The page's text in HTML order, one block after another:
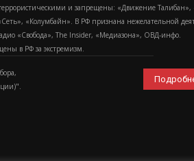
и запрещены: «Движение
«Колумбайн». В РФ признана нежелательной
«Свобода», The Insider, «Медиазона», ОВД-инфо.
в РФ за экстремизм.